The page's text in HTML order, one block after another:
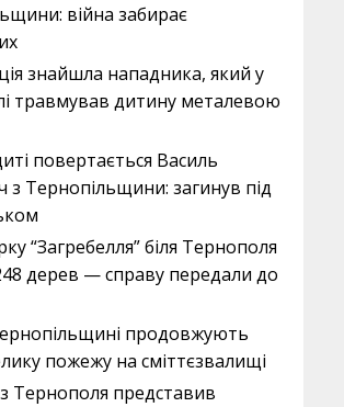
війна забирає
знайшла нападника, який у
травмував дитину металевою
повертається Василь
з Тернопільщини: загинув під
“Загребелля” біля Тернополя
дерев — справу передали до
продовжують
пожежу на сміттєзвалищі
Тернополя представив